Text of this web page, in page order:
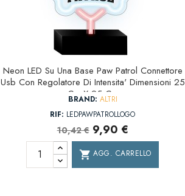
Neon LED Su Una Base Paw Patrol Connettore
Usb Con Regolatore Di Intensita' Dimensioni 25
Cm X 25 Cm
BRAND: ALTRI
RIF: LEDPAWPATROLLOGO
10,42 € 9,90 €
shopping_cart AGG. CARRELLO